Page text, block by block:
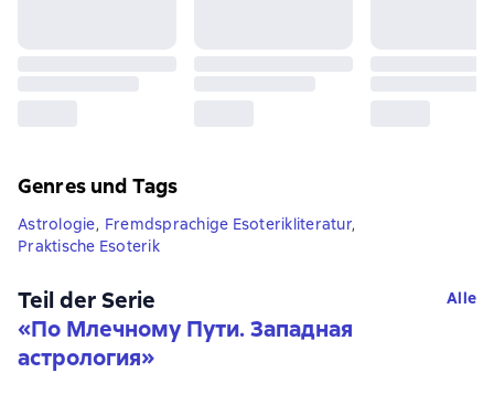
Genres und Tags
Astrologie, Fremdsprachige Esoterikliteratur,
Praktische Esoterik
Teil der Serie
«По Млечному Пути. Западная
астрология»
Alle